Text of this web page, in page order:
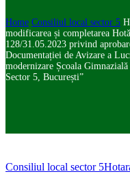
Home Consiliul local sector 5
modificarea și completarea
128/31.05.2023 privind
Documentației de Avizare a
modernizare Școala
Sector 5, București”
Consiliul local sector 5